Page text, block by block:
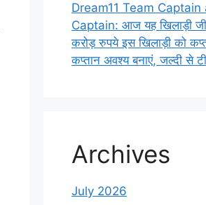
Dream11 Team
Captain: आज यह खिलाड़ी
करोड़ रुपये इस खिलाड़ी को
कप्तान अवश्य बनाएं, जल्दी से
Archives
July 2026